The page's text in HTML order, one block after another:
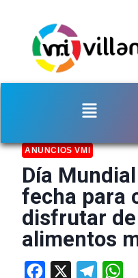
ANUNCIOS VMI
Día
fecha para
disfrutar
alimentos
Facebook Telegram